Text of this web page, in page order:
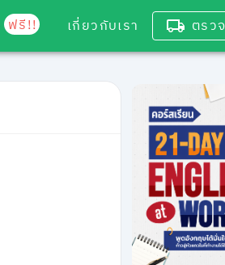
ฟรี!! เกี่ยวกับเรา ตรว